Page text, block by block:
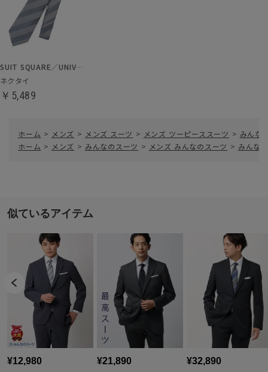
SUIT SQUARE／UNIVERSAL LANGUAGE
ネクタイ
￥5,489
ホーム > メンズ > メンズ スーツ > メンズ ツーピーススーツ > みんな
ホーム > メンズ > みんなのスーツ > メンズ みんなのスーツ > みんな